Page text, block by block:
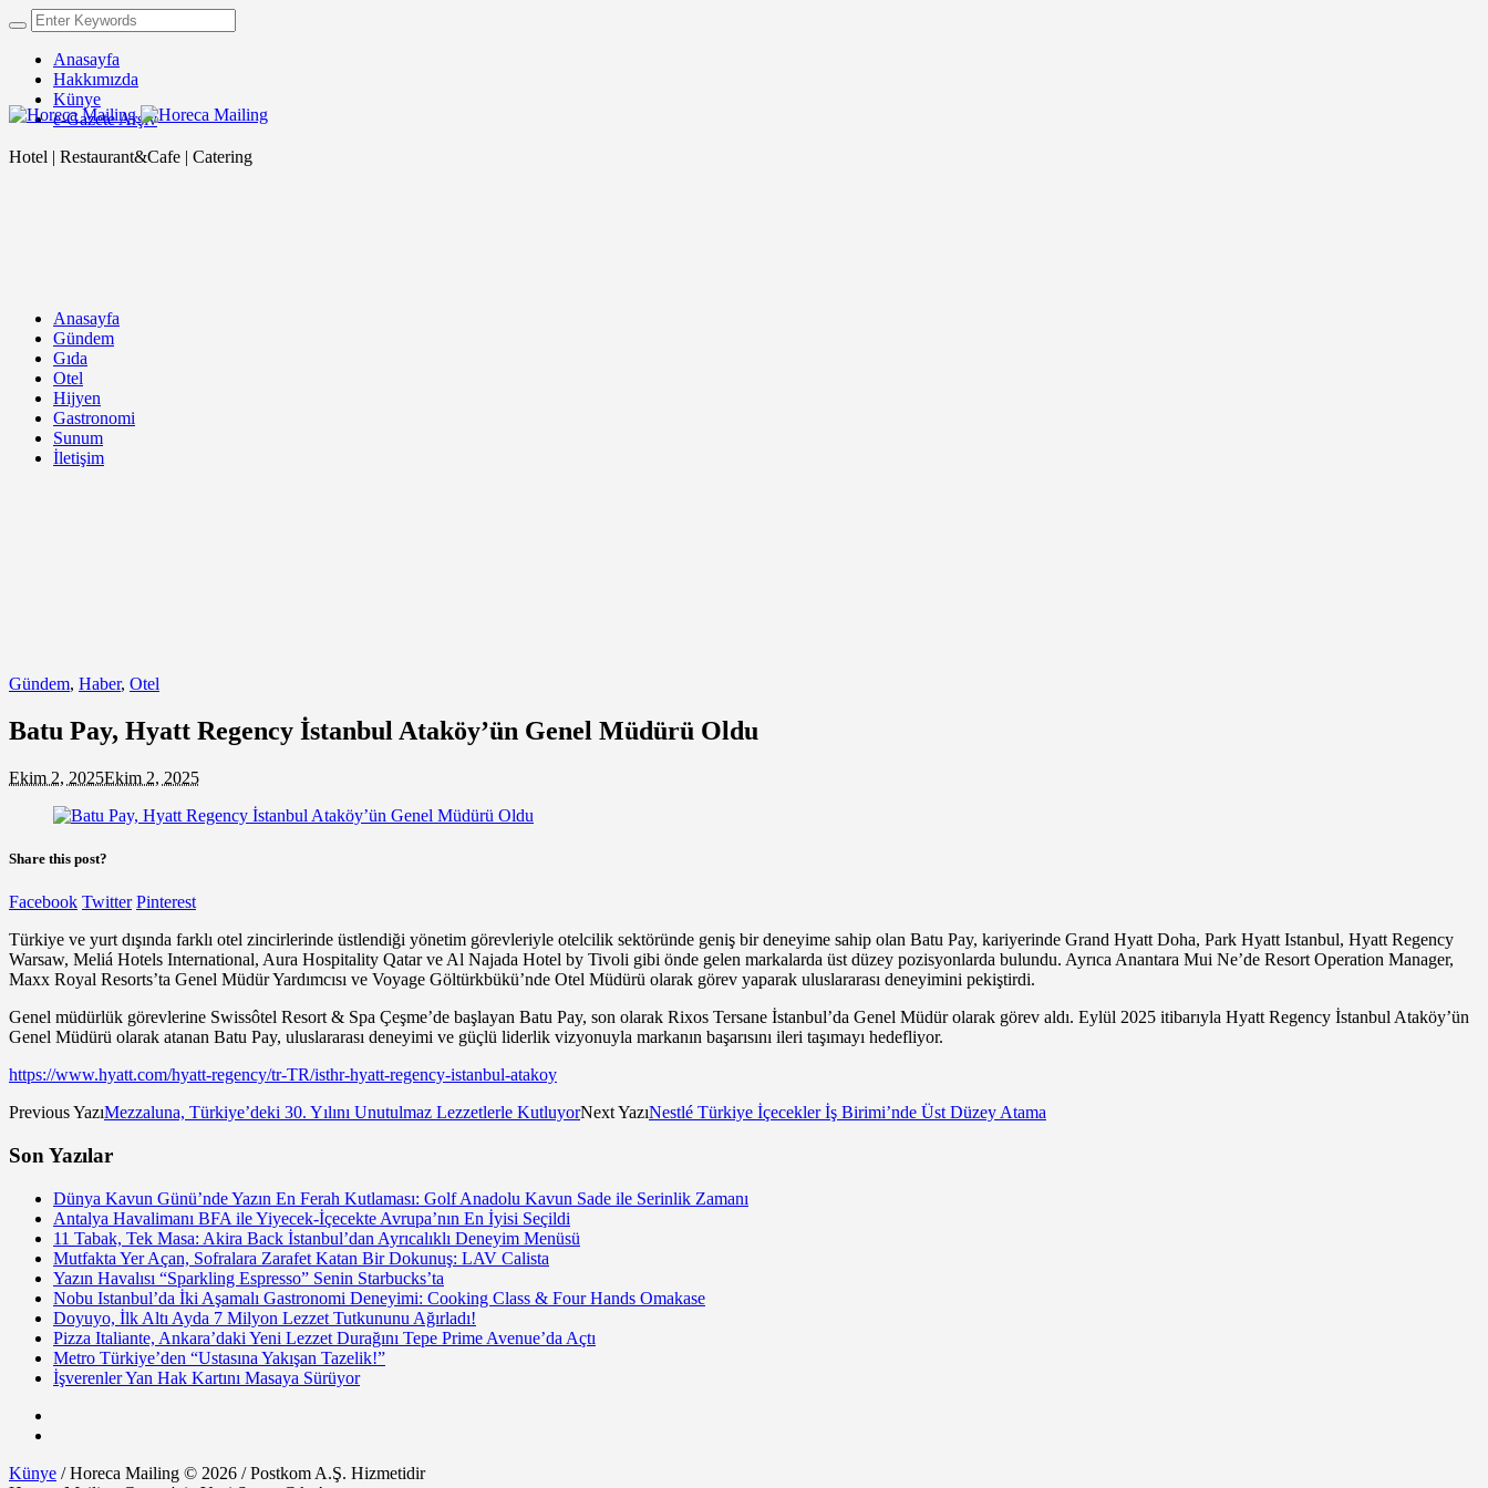
Anasayfa
Hakkımızda
Künye
e-Gazete Arşiv
Hotel | Restaurant&Cafe | Catering
Anasayfa
Gündem
Gıda
Otel
Hijyen
Gastronomi
Sunum
İletişim
Gündem, Haber, Otel
Batu Pay, Hyatt Regency İstanbul Ataköy’ün Genel Müdürü Oldu
Ekim 2, 2025Ekim 2, 2025
Share this post?
Facebook Twitter Pinterest
Türkiye ve yurt dışında farklı otel zincirlerinde üstlendiği yönetim görevleriyle otelcilik sektöründe geniş bir deneyime sahip olan Batu Pay, kariyerinde Grand Hyatt Doha, Park Hyatt Istanbul, Hyatt Regency
Warsaw, Meliá Hotels International, Aura Hospitality Qatar ve Al Najada Hotel by Tivoli gibi önde gelen markalarda üst düzey pozisyonlarda bulundu. Ayrıca Anantara Mui Ne’de Resort Operation Manager,
Maxx Royal Resorts’ta Genel Müdür Yardımcısı ve Voyage Göltürkbükü’nde Otel Müdürü olarak görev yaparak uluslararası deneyimini pekiştirdi.
Genel müdürlük görevlerine Swissôtel Resort & Spa Çeşme’de başlayan Batu Pay, son olarak Rixos Tersane İstanbul’da Genel Müdür olarak görev aldı. Eylül 2025 itibarıyla Hyatt Regency İstanbul Ataköy’ün
Genel Müdürü olarak atanan Batu Pay, uluslararası deneyimi ve güçlü liderlik vizyonuyla markanın başarısını ileri taşımayı hedefliyor.
https://www.hyatt.com/hyatt-regency/tr-TR/isthr-hyatt-regency-istanbul-atakoy
Previous YazıMezzaluna, Türkiye’deki 30. Yılını Unutulmaz Lezzetlerle KutluyorNext YazıNestlé Türkiye İçecekler İş Birimi’nde Üst Düzey Atama
Son Yazılar
Dünya Kavun Günü’nde Yazın En Ferah Kutlaması: Golf Anadolu Kavun Sade ile Serinlik Zamanı
Antalya Havalimanı BFA ile Yiyecek-İçecekte Avrupa’nın En İyisi Seçildi
11 Tabak, Tek Masa: Akira Back İstanbul’dan Ayrıcalıklı Deneyim Menüsü
Mutfakta Yer Açan, Sofralara Zarafet Katan Bir Dokunuş: LAV Calista
Yazın Havalısı “Sparkling Espresso” Senin Starbucks’ta
Nobu Istanbul’da İki Aşamalı Gastronomi Deneyimi: Cooking Class & Four Hands Omakase
Doyuyo, İlk Altı Ayda 7 Milyon Lezzet Tutkununu Ağırladı!
Pizza Italiante, Ankara’daki Yeni Lezzet Durağını Tepe Prime Avenue’da Açtı
Metro Türkiye’den “Ustasına Yakışan Tazelik!”
İşverenler Yan Hak Kartını Masaya Sürüyor
Künye / Horeca Mailing © 2026 / Postkom A.Ş. Hizmetidir